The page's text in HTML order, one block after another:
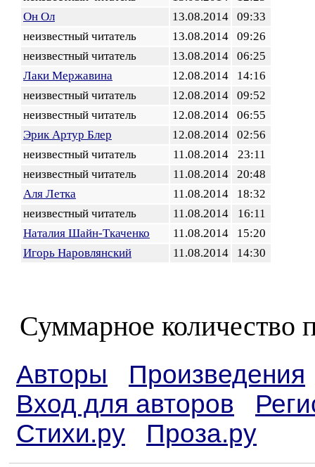
Он Ол
13.08.2014
09:33
неизвестный читатель
13.08.2014
09:26
неизвестный читатель
13.08.2014
06:25
Лаки Мержавина
12.08.2014
14:16
неизвестный читатель
12.08.2014
09:52
неизвестный читатель
12.08.2014
06:55
Эрик Артур Блер
12.08.2014
02:56
неизвестный читатель
11.08.2014
23:11
неизвестный читатель
11.08.2014
20:48
Аля Летка
11.08.2014
18:32
неизвестный читатель
11.08.2014
16:11
Наталия Шайн-Ткаченко
11.08.2014
15:20
Игорь Наровлянский
11.08.2014 14:30
Суммарное количество
Авторы
Произведения
Вход для авторов
Стихи.ру
Проза.ру